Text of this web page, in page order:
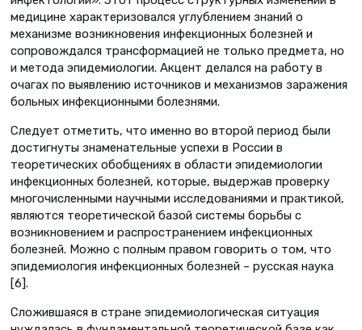
медицине характеризовался углублением знаний о
механизме возникновения инфекционных болезней и
сопровождался трансформацией не только предмета, но
и метода эпидемиологии. Акцент делался на работу в
очагах по выявлению источников и механизмов заражения
больных инфекционными болезнями.
Следует отметить, что именно во второй период были
достигнуты знаменательные успехи в России в
теоретических обобщениях в области эпидемиологии
инфекционных болезней, которые, выдержав проверку
многочисленными научными исследованиями и практикой,
являются теоретической базой системы борьбы с
возникновением и распространением инфекционных
болезней. Можно с полным правом говорить о том, что
эпидемиология инфекционных болезней – русская наука
[6].
Сложившаяся в стране эпидемиологическая ситуация